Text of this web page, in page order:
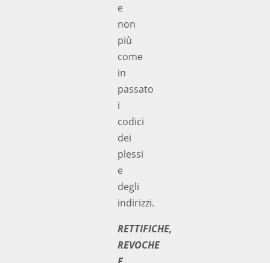
e
non
più
come
in
passato
i
codici
dei
plessi
e
degli
indirizzi.
RETTIFICHE,
REVOCHE